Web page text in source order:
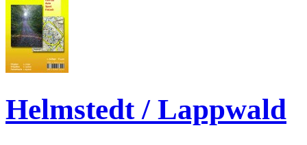
Helmstedt / Lappwald